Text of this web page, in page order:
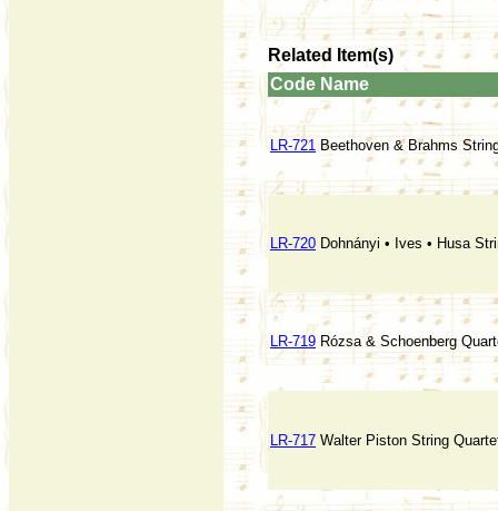
Related Item(s)
Code Name
LR-721 Beethoven & Brahms
LR-720 Dohnányi • Ives • Husa
LR-719 Rózsa & Schoenberg
LR-717 Walter Piston String